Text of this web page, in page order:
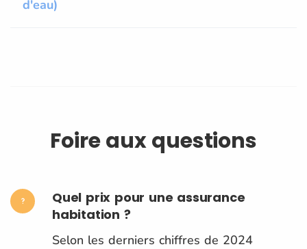
d'eau)
Foire aux questions
Quel prix pour une assurance
habitation ?
Selon les derniers chiffres de 2024